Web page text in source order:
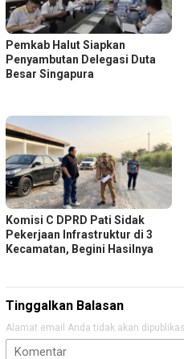
Pemkab Halut Siapkan
Penyambutan Delegasi Duta
Besar Singapura
Komisi C DPRD Pati Sidak
Pekerjaan Infrastruktur di 3
Kecamatan, Begini Hasilnya
Tinggalkan Balasan
Alamat email Anda tidak akan